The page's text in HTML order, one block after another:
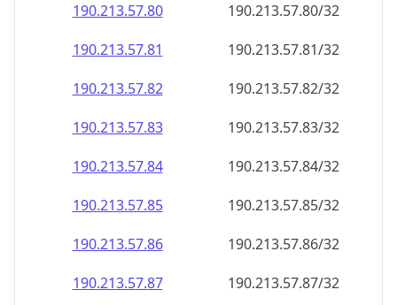
190.213.57.80
190.213.57.80/32
190.213.57.81
190.213.57.81/32
190.213.57.82
190.213.57.82/32
190.213.57.83
190.213.57.83/32
190.213.57.84
190.213.57.84/32
190.213.57.85
190.213.57.85/32
190.213.57.86
190.213.57.86/32
190.213.57.87
190.213.57.87/32